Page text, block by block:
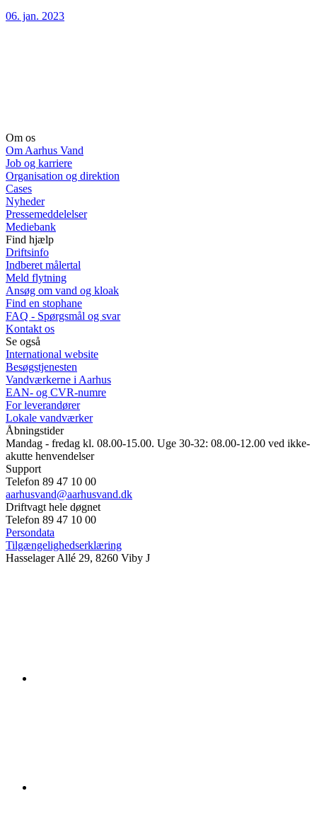
06. jan. 2023
Om os
Om Aarhus Vand
Job og karriere
Organisation og direktion
Cases
Nyheder
Pressemeddelelser
Mediebank
Find hjælp
Driftsinfo
Indberet målertal
Meld flytning
Ansøg om vand og kloak
Find en stophane
FAQ - Spørgsmål og svar
Kontakt os
Se også
International website
Besøgstjenesten
Vandværkerne i Aarhus
EAN- og CVR-numre
For leverandører
Lokale vandværker
Åbningstider
Mandag - fredag kl. 08.00-15.00. Uge 30-32: 08.00-12.00 ved ikke-
akutte henvendelser
Support
Telefon 89 47 10 00
aarhusvand@aarhusvand.dk
Driftvagt hele døgnet
Telefon 89 47 10 00
Persondata
Tilgængelighedserklæring
Hasselager Allé 29, 8260 Viby J